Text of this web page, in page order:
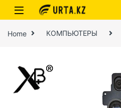
Home КОМПЬЮТЕРЫ